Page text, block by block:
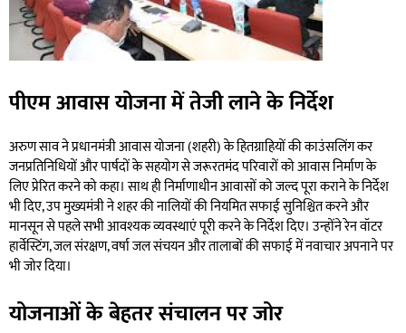
पीएम आवास योजना में तेजी लाने के निर्देश
अरुण साव ने प्रधानमंत्री आवास योजना (शहरी) के हितग्राहियों की काउंसलिंग कर
जनप्रतिनिधियों और पार्षदों के सहयोग से जरूरतमंद परिवारों को आवास निर्माण के
लिए प्रेरित करने को कहा। साथ ही निर्माणाधीन आवासों को जल्द पूरा कराने के निर्देश
भी दिए, उप मुख्यमंत्री ने शहर की नालियों की नियमित सफाई सुनिश्चित करने और
मानसून से पहले सभी आवश्यक व्यवस्थाएं पूरी करने के निर्देश दिए। उन्होंने रेन वॉटर
हार्वेस्टिंग, जल संरक्षण, वर्षा जल संचयन और तालाबों की सफाई में नवाचार अपनाने पर
भी जोर दिया।
योजनाओं के बेहतर संचालन पर जोर